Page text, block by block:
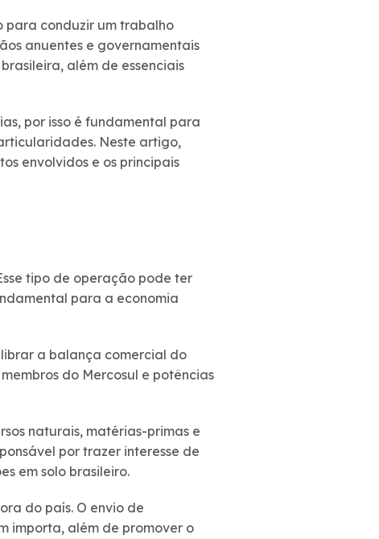
para conduzir um trabalho
anuentes e governamentais
além de essenciais
por isso é fundamental para
Neste artigo,
envolvidos e os principais
tipo de operação pode ter
para a economia
a balança comercial do
do Mercosul e potências
naturais, matérias-primas e
por trazer interesse de
em solo brasileiro.
do país. O envio de
importa, além de promover o